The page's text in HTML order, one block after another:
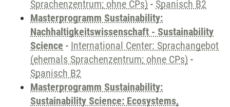
Sprachenzentrum; ohne CPs) - Spanisch B2
Masterprogramm Sustainability:
Nachhaltigkeitswissenschaft - Sustainability
Science - International Center: Sprachangebot
(ehemals Sprachenzentrum; ohne CPs) -
Spanisch B2
Masterprogramm Sustainability:
Sustainability Science: Ecosystems,